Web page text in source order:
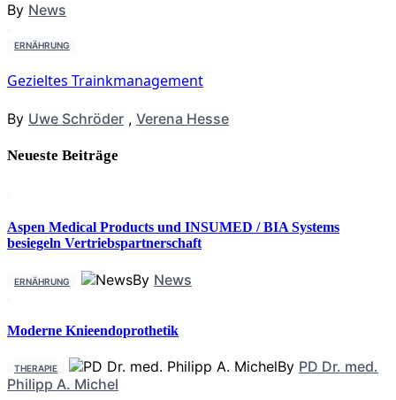
By News
ERNÄHRUNG
Gezieltes Trainkmanagement
By Uwe Schröder , Verena Hesse
Neueste Beiträge
Aspen Medical Products und INSUMED / BIA Systems
besiegeln Vertriebspartnerschaft
ERNÄHRUNG By News
Moderne Knieendoprothetik
THERAPIE By PD Dr. med.
Philipp A. Michel